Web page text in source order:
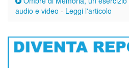
audio e video - Leggi l'articolo